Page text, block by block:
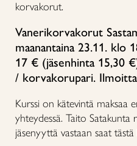
korvakorut.
Vanerikorvakorut
maanantaina 23.11. klo
17 € (jäsenhinta 15,30
/ korvakorupari.
Kurssi on kätevintä maksaa
yhteydessä. Taito Satakunta
jäsenyyttä vastaan saat